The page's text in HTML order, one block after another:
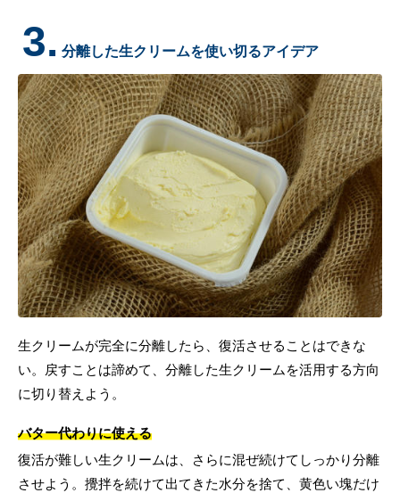
3. 分離した生クリームを使い切るアイデア
生クリームが完全に分離したら、復活させることはできな
い。戻すことは諦めて、分離した生クリームを活用する方向
に切り替えよう。
バター代わりに使える
復活が難しい生クリームは、さらに混ぜ続けてしっかり分離
させよう。攪拌を続けて出てきた水分を捨て、黄色い塊だけ